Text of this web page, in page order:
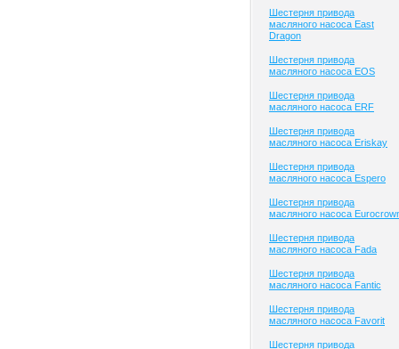
Шестерня привода
масляного насоса East
Dragon
Шестерня привода
масляного насоса EOS
Шестерня привода
масляного насоса ERF
Шестерня привода
масляного насоса Eriskay
Шестерня привода
масляного насоса Espero
Шестерня привода
масляного насоса
Шестерня привода
масляного насоса Fada
Шестерня привода
масляного насоса Fantic
Шестерня привода
масляного насоса Favorit
Шестерня привода